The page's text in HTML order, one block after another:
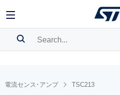
BOOKMARK
電流センス･アンプ TSC213